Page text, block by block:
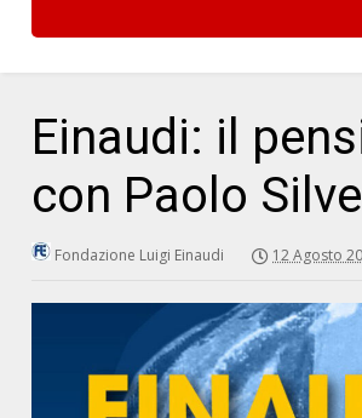
Einaudi: il
con Paolo
Fondazione Luigi Einaudi 12 Agosto